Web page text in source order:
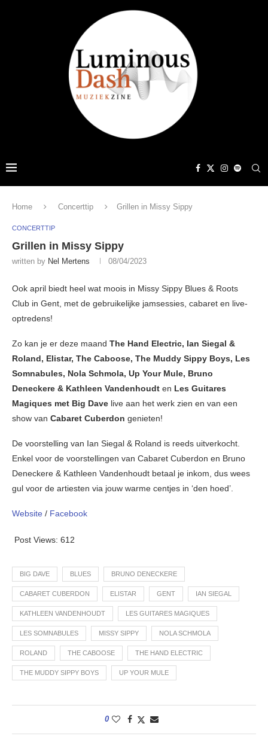
Home Concerttip Grillen in Missy Sippy
CONCERTTIP
Grillen in Missy Sippy
written by Nel Mertens 08/04/2023
Ook april biedt heel wat moois in Missy Sippy Blues & Roots
Club in Gent, met de gebruikelijke jamsessies, cabaret en live-
optredens!
Zo kan je er deze maand The Hand Electric, Ian Siegal &
Roland, Elistar, The Caboose, The Muddy Sippy Boys, Les
Somnabules, Nola Schmola, Up Your Mule, Bruno
Deneckere & Kathleen Vandenhoudt en Les Guitares
Magiques met Big Dave live aan het werk zien en van een
show van Cabaret Cuberdon genieten!
De voorstelling van Ian Siegal & Roland is reeds uitverkocht.
Enkel voor de voorstellingen van Cabaret Cuberdon en Bruno
Deneckere & Kathleen Vandenhoudt betaal je inkom, dus wees
gul voor de artiesten via jouw warme centjes in ‘den hoed’.
Website / Facebook
Post Views: 612
BIG DAVE BLUES BRUNO DENECKERE
CABARET CUBERDON ELISTAR GENT IAN SIEGAL
KATHLEEN VANDENHOUDT LES GUITARES MAGIQUES
LES SOMNABULES MISSY SIPPY NOLA SCHMOLA
ROLAND THE CABOOSE THE HAND ELECTRIC
THE MUDDY SIPPY BOYS UP YOUR MULE
0